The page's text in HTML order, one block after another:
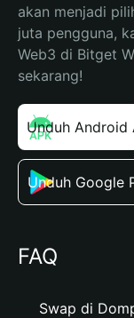
akan menjadi
juta pengguna,
Web3 di Bitget
sekarang!
Unduh Android
Unduh Google
FAQ
Swap di